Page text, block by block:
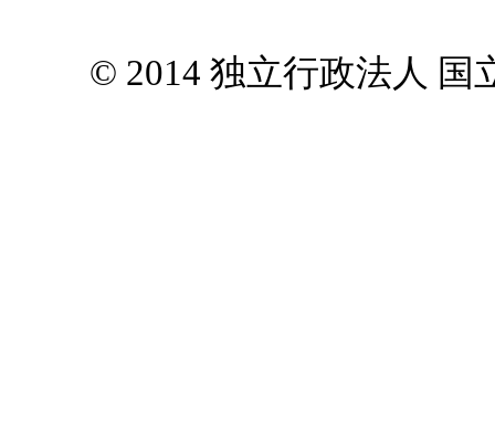
© 2014 独立行政法人 国